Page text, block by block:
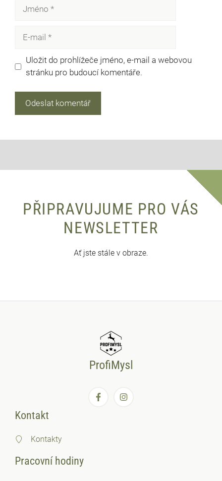
Uložit do prohlížeče jméno, e-mail a webovou
stránku pro budoucí komentáře.
PŘIPRAVUJUME PRO VÁS
NEWSLETTER
Ať jste stále v obraze.
ProfiMysl
Kontakt
Kontakty
Pracovní hodiny